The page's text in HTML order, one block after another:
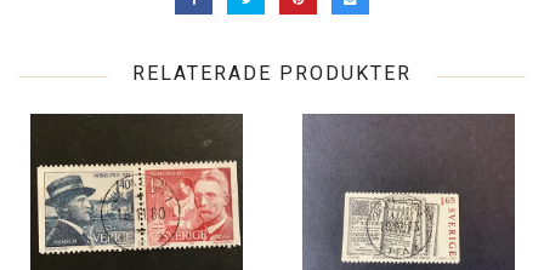
RELATERADE PRODUKTER